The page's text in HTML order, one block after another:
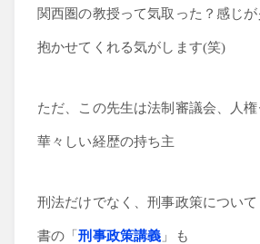
関西圏の教授って気取った？感じ
抱かせてくれる気がします(笑)
ただ、この先生は法制審議会、人
華々しい経歴の持ち主
刑法だけでなく、刑事政策につい
書の「刑事政策講義 」も